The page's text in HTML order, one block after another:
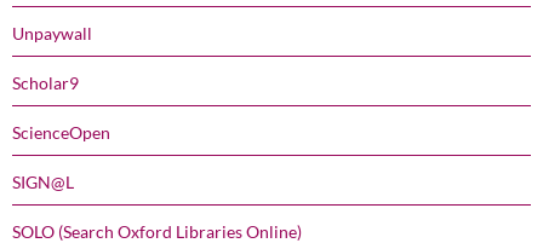
Unpaywall
Scholar9
ScienceOpen
SIGN@L
SOLO (Search Oxford Libraries Online)